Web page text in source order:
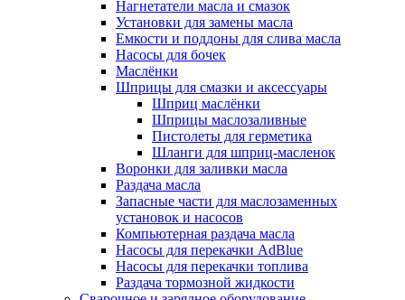
Нагнетатели масла и смазок
Установки для замены масла
Емкости и поддоны для слива масла
Насосы для бочек
Маслёнки
Шприцы для смазки и аксессуары
Шприц маслёнки
Шприцы маслозаливные
Пистолеты для герметика
Шланги для шприц-масленок
Воронки для заливки масла
Раздача масла
Запасные части для маслозаменных
установок и насосов
Компьютерная раздача масла
Насосы для перекачки AdBlue
Насосы для перекачки топлива
Раздача тормозной жидкости